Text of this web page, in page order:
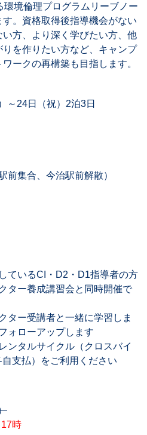
境倫理プログラムリーブノー
す。資格取得後指導機会がない
方、より深く学びたい方、他
を作りたい方など、キャンプ
ークの再構築も目指します。
～24日（祝）2泊3日
前集合、今治駅前解散）
ているCI・D2・D1指導者の方
ター養成講習会と同時開催で
ター受講者と一緒に学習しま
ォローアップします
ンタルサイクル（クロスバイ
支払）をご利用ください
時